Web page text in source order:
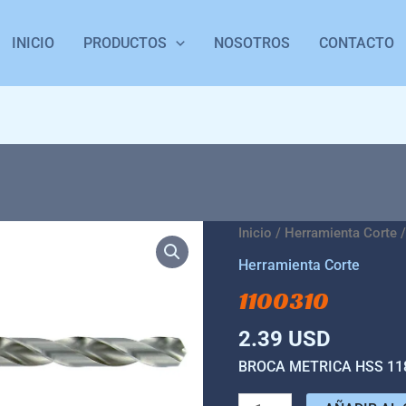
INICIO PRODUCTOS NOSOTROS CONTACTO
Inicio / Herramienta Corte
Herramienta Corte
1100310
2.39 USD
BROCA METRICA HSS
1100310
cantidad